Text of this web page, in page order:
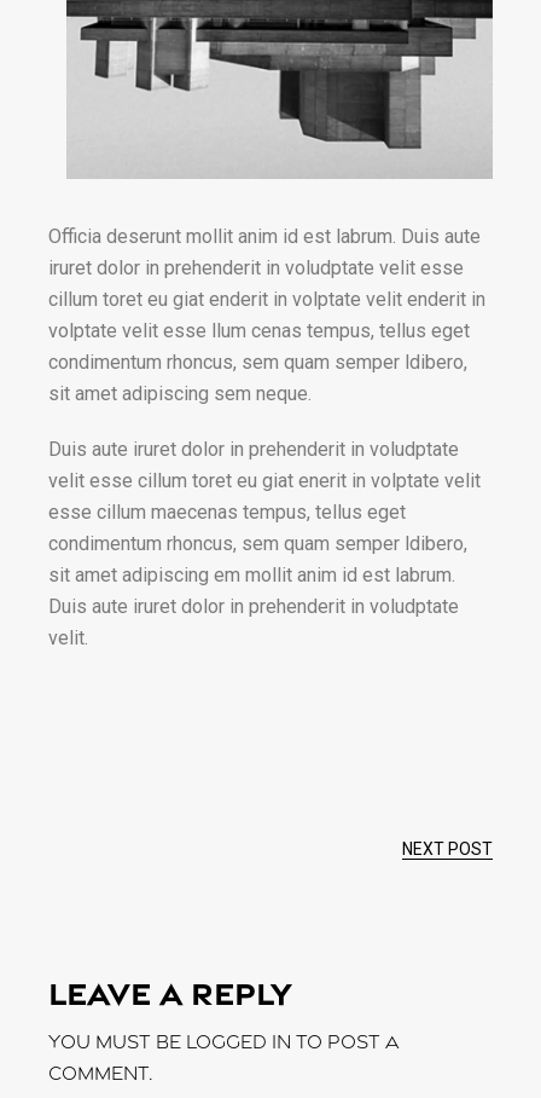
Officia deserunt mollit anim id est labrum. Duis aute
iruret dolor in prehenderit in voludptate velit esse
cillum toret eu giat enderit in volptate velit enderit in
volptate velit esse llum cenas tempus, tellus eget
condimentum rhoncus, sem quam semper ldibero,
sit amet adipiscing sem neque.
Duis aute iruret dolor in prehenderit in voludptate
velit esse cillum toret eu giat enerit in volptate velit
esse cillum maecenas tempus, tellus eget
condimentum rhoncus, sem quam semper ldibero,
sit amet adipiscing em mollit anim id est labrum.
Duis aute iruret dolor in prehenderit in voludptate
velit.
NEXT POST
Leave a Reply
You must be logged in to post a
comment.